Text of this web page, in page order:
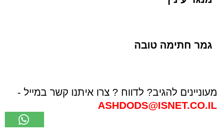
גמר חתימה טובה
מעוניינים להגיב? לדווח ? צרו איתנו קשר במייל -
ASHDODS@ISNET.CO.IL